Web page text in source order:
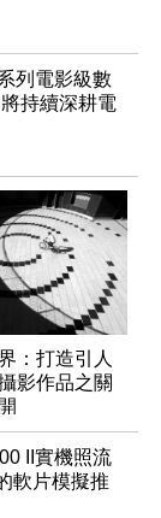
列電影級數
持續深耕電
：打造引人
影作品之關
II實機照流
軟片模擬推